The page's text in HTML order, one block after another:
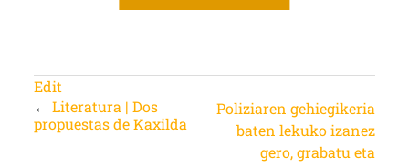
Edit
← Literatura | Dos
propuestas de Kaxilda
Poliziaren gehiegikeria
baten lekuko izanez
gero, grabatu eta